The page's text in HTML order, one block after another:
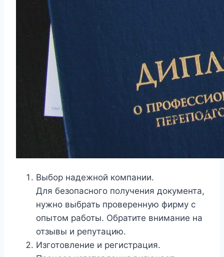
Выбор надежной компании.
Для безопасного получения документа,
нужно выбрать проверенную фирму с
опытом работы. Обратите внимание на
отзывы и репутацию.
Изготовление и регистрация.